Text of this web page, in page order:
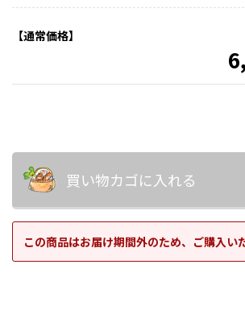
【通常価格】
買い物カゴに入れる
この商品はお届け期間外のため、ご購入い